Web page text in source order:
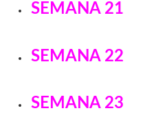
SEMANA 21
SEMANA 22
SEMANA 23